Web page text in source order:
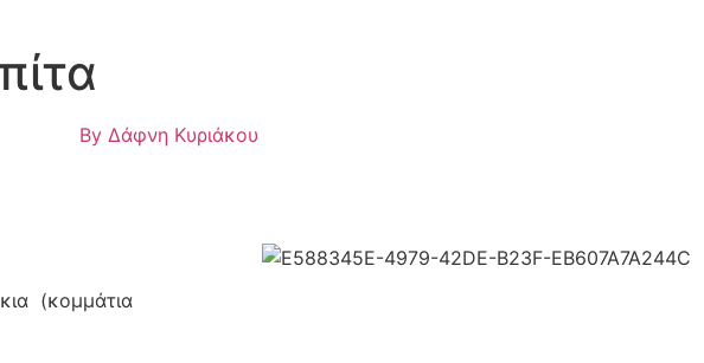
ByΔάφνη Κυριάκου
(κομμάτια